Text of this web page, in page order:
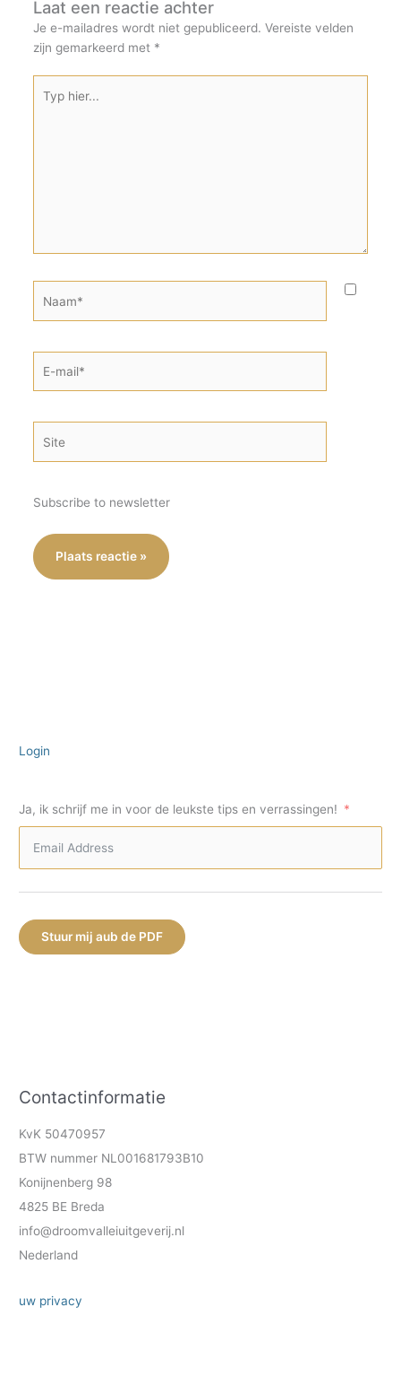
Laat een reactie achter
Je e-mailadres wordt niet gepubliceerd. Vereiste velden
zijn gemarkeerd met *
hier...
mail*
Subscribe to newsletter
Login
Ja, ik schrijf me in voor de leukste tips en verrassingen!
Stuur mij aub de PDF
Contactinformatie
KvK 50470957
BTW nummer NL001681793B10
Konijnenberg 98
4825 BE Breda
info@droomvalleiuitgeverij.nl
Nederland
uw privacy